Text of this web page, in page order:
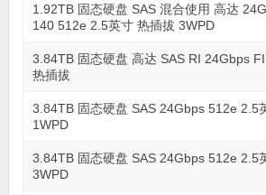
1.92TB 固态硬盘 SAS 混合使用 高达
140 512e 2.5英寸 热插拔 3WPD
3.84TB 固态硬盘 高达 SAS RI 24Gbps
热插拔
3.84TB 固态硬盘 SAS 24Gbps 512e 2.5
1WPD
3.84TB 固态硬盘 SAS 24Gbps 512e 2.5
3WPD